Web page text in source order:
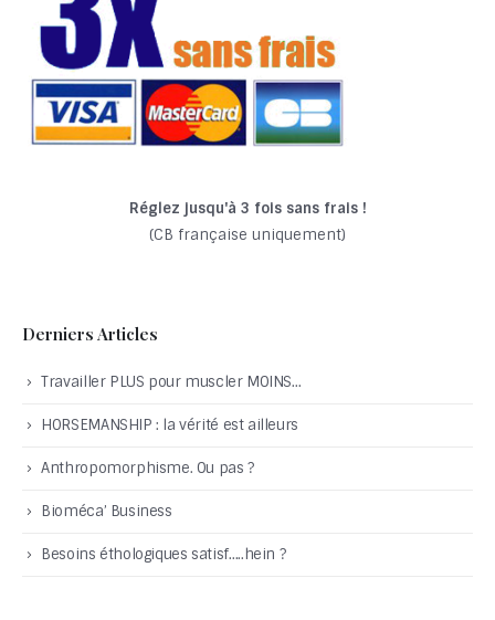
Réglez jusqu'à 3 fois sans frais !
(CB française uniquement)
Derniers Articles
Travailler PLUS pour muscler MOINS…
HORSEMANSHIP : la vérité est ailleurs
Anthropomorphisme. Ou pas ?
Bioméca’ Business
Besoins éthologiques satisf…..hein ?